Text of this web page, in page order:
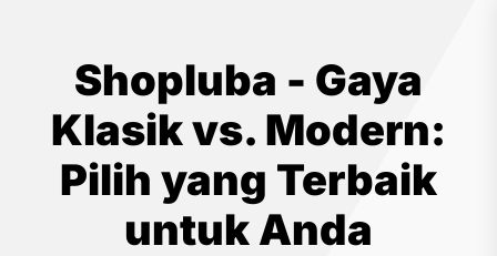
Shopluba - Gaya
Klasik vs. Modern:
Pilih yang Terbaik
untuk Anda